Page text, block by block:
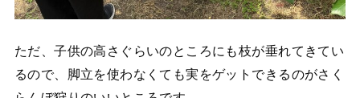
ただ、子供の高さぐらいのところにも枝が垂れてきてい
るので、脚立を使わなくても実をゲットできるのがさく